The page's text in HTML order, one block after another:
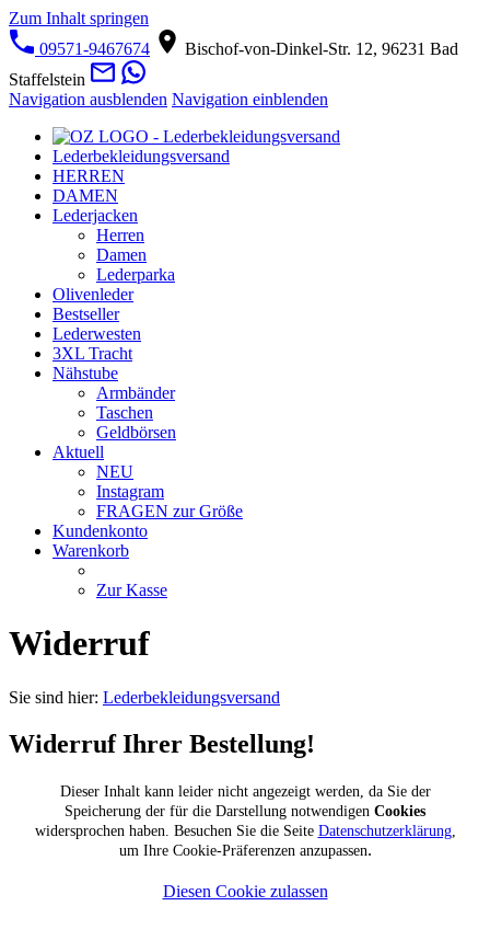
Zum Inhalt springen
09571-9467674
Bischof-von-Dinkel-Str. 12, 96231 Bad
Staffelstein
Navigation ausblenden Navigation einblenden
Lederbekleidungsversand
HERREN
DAMEN
Lederjacken
Herren
Damen
Lederparka
Olivenleder
Bestseller
Lederwesten
3XL Tracht
Nähstube
Armbänder
Taschen
Geldbörsen
Aktuell
NEU
Instagram
FRAGEN zur Größe
Kundenkonto
Warenkorb
Zur Kasse
Widerruf
Sie sind hier: Lederbekleidungsversand
Widerruf Ihrer Bestellung!
Dieser Inhalt kann leider nicht angezeigt werden, da Sie der
Speicherung der für die Darstellung notwendigen Cookies
widersprochen haben. Besuchen Sie die Seite Datenschutzerklärung,
um Ihre Cookie-Präferenzen anzupassen.
Diesen Cookie zulassen